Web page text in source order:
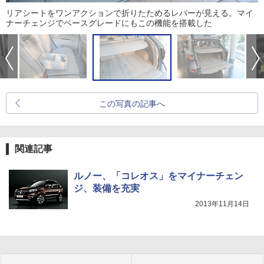
リアシートをワンアクションで折りたためるレバーが見える。マイ
ナーチェンジでベースグレードにもこの機能を搭載した
この写真の記事へ
関連記事
ルノー、「コレオス」をマイナーチェン
ジ、装備を充実
2013年11月14日